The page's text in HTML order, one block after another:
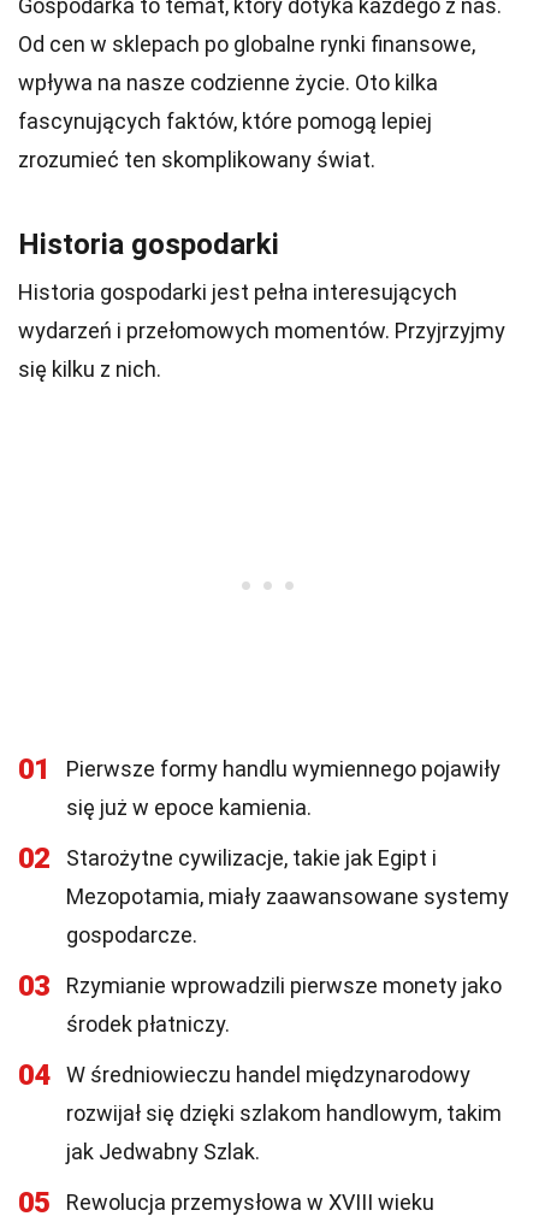
Gospodarka to temat, który dotyka każdego z nas.
Od cen w sklepach po globalne rynki finansowe,
wpływa na nasze codzienne życie. Oto kilka
fascynujących faktów, które pomogą lepiej
zrozumieć ten skomplikowany świat.
Historia gospodarki
Historia gospodarki jest pełna interesujących
wydarzeń i przełomowych momentów. Przyjrzyjmy
się kilku z nich.
01
Pierwsze formy handlu wymiennego pojawiły
się już w epoce kamienia.
02
Starożytne cywilizacje, takie jak Egipt i
Mezopotamia, miały zaawansowane systemy
gospodarcze.
03
Rzymianie wprowadzili pierwsze monety jako
środek płatniczy.
04
W średniowieczu handel międzynarodowy
rozwijał się dzięki szlakom handlowym, takim
jak Jedwabny Szlak.
05
Rewolucja przemysłowa w XVIII wieku